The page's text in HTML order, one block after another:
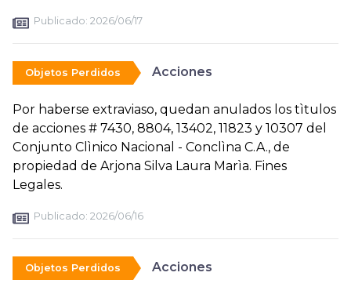
Publicado: 2026/06/17
Objetos Perdidos Acciones
Por haberse extraviaso, quedan anulados los tìtulos
de acciones # 7430, 8804, 13402, 11823 y 10307 del
Conjunto Clìnico Nacional - Conclìna C.A., de
propiedad de Arjona Silva Laura Marìa. Fines
Legales.
Publicado: 2026/06/16
Objetos Perdidos Acciones